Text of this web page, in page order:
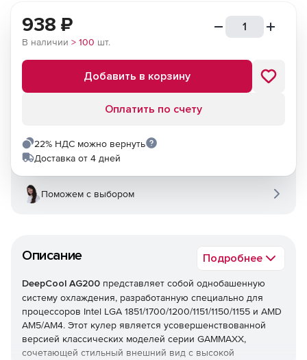
Описание Подробнее
DeepCool AG200 представляет собой однобашенную
систему охлаждения, разработанную специально для
процессоров Intel LGA 1851/1700/1200/1151/1150/1155 и AMD
AM5/AM4. Этот кулер является усовершенствованной
версией классических моделей серии GAMMAXX,
сочетающей стильный внешний вид с высокой
938 ₽
В наличии > 100 шт.
Добавить в корзину
Оплатить по счету
22% НДС можно вернуть
Доставка от 4 дней
Поможем с выбором